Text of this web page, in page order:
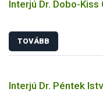
Interjú Dr. Dobo-Kiss
TOVÁBB
Interjú Dr. Péntek